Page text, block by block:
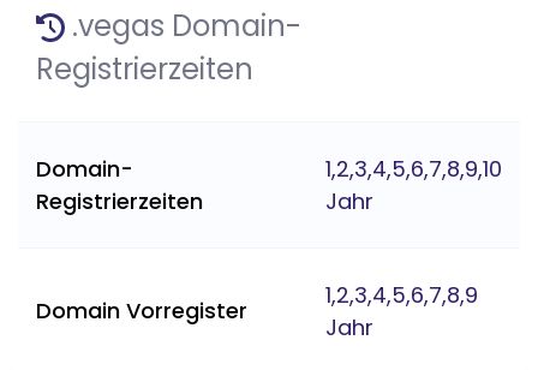
.vegas Domain-
Registrierzeiten
Domain-
Registrierzeiten
1,2,3,4,5,6,7,8,9,10
Jahr
Domain Vorregister
1,2,3,4,5,6,7,8,9
Jahr